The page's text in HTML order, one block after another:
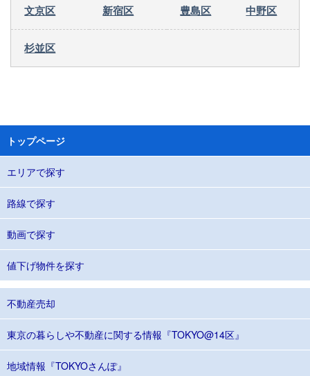
文京区 新宿区 豊島区 中野区
杉並区
トップページ
エリアで探す
路線で探す
動画で探す
値下げ物件を探す
不動産売却
東京の暮らしや不動産に関する情報『TOKYO@14区』
地域情報『TOKYOさんぽ』